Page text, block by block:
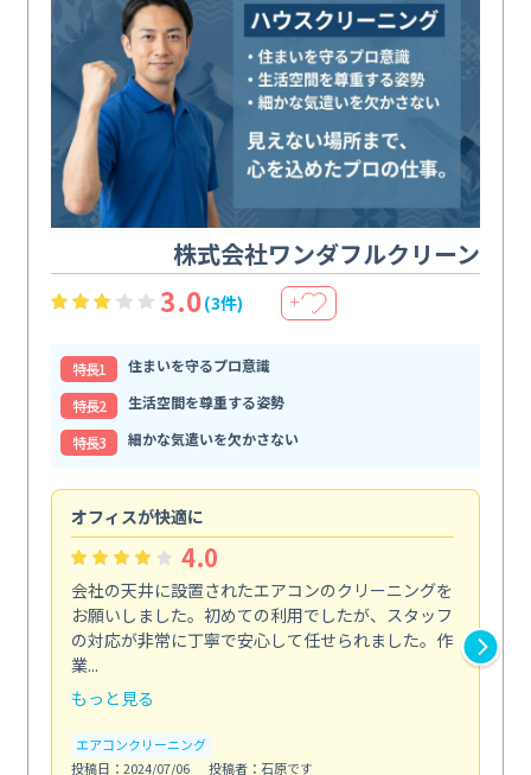
株式会社ワンダフルクリーン
3.0(3件) ＋
特⻑1
住まいを守るプロ意識
特⻑2
生活空間を尊重する姿勢
特⻑3
細かな気遣いを欠かさない
オフィスが快適に
4.0
会社の天井に設置されたエアコンのクリーニングを
お願いしました。初めての利用でしたが、スタッフ
の対応が非常に丁寧で安心して任せられました。作
業...
もっと見る
エアコンクリーニング
投稿日：2024/07/06
投稿者：石原です